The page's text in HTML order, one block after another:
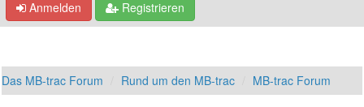
Anmelden Registrieren
Das MB-trac Forum Rund um den MB-trac MB-trac Forum